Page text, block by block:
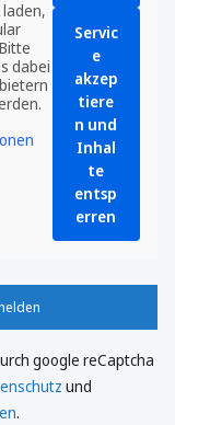
laden,
dabei
Servic
e
akzep
tiere
n und
Inhal
te
entsp
erren
google reCaptcha
und
.